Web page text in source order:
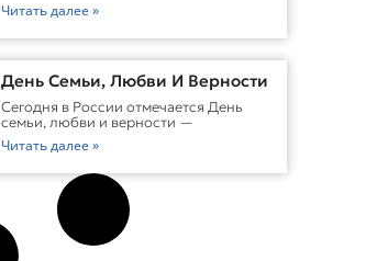
Читать далее »
День Семьи, Любви И Верности
Сегодня в России отмечается День
семьи, любви и верности —
Читать далее »